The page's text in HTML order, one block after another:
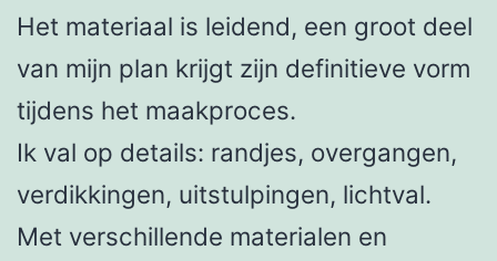
Het materiaal is leidend, een groot deel
van mijn plan krijgt zijn definitieve vorm
tijdens het maakproces.
Ik val op details: randjes, overgangen,
verdikkingen, uitstulpingen, lichtval.
Met verschillende materialen en